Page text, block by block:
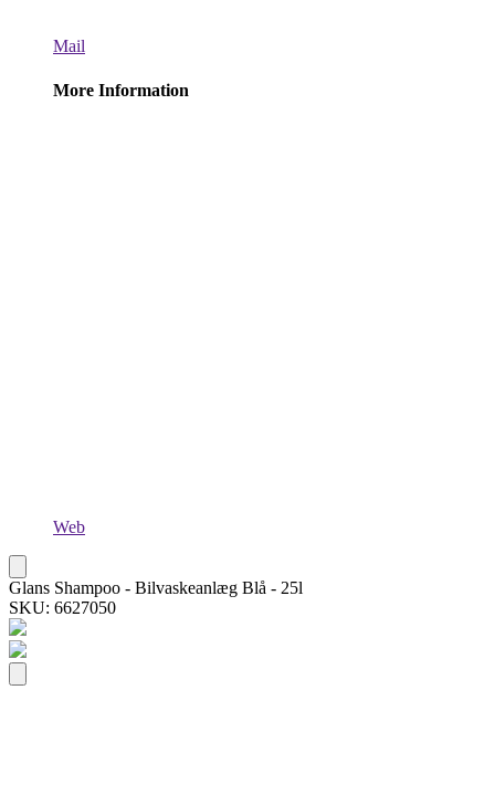
Mail
More Information
Web
Glans Shampoo - Bilvaskeanlæg Blå - 25l
SKU: 6627050